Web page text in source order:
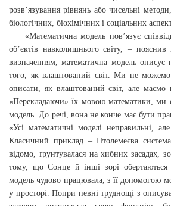
розв’язування рівнянь або чисельні
біологічних, біохімічних і соціальних
«Математична модель пов’язує
об’єктів навколишнього світу, –
визначенням, математична модель
того, як влаштований світ. Ми не можемо
описати, як влаштований світ, але маємо
«Перекладаючи» їх мовою математики, ми
модель. До речі, вона не конче має бути
«Усі математичні моделі неправильні,
Класичний приклад – Птолемеєва
відомо, ґрунтувалася на хибних засадах,
тому, що Сонце й інші зорі
модель чудово працювала, з її допомогою
у просторі. Попри певні труднощі з